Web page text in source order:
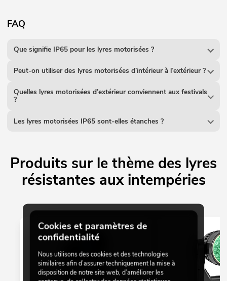
FAQ
Que signifie IP65 pour les lyres motorisées ?
Peut-on utiliser des lyres motorisées d’intérieur à l’extérieur ?
Quelles lyres motorisées d’extérieur conviennent aux festivals
?
Les lyres motorisées IP65 sont-elles étanches ?
Produits sur le thème des lyres
résistantes aux intempéries
Cookies et paramètres de
confidentialité
Nous utilisons des cookies et des technologies
similaires afin d’assurer techniquement la mise à
disposition de notre site web, d’améliorer les